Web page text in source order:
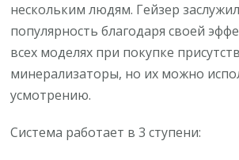
нескольким людям. Гейзер
популярность благодаря своей
всех моделях при покупке
минерализаторы, но их можно
усмотрению.
Система работает в 3 ступени: